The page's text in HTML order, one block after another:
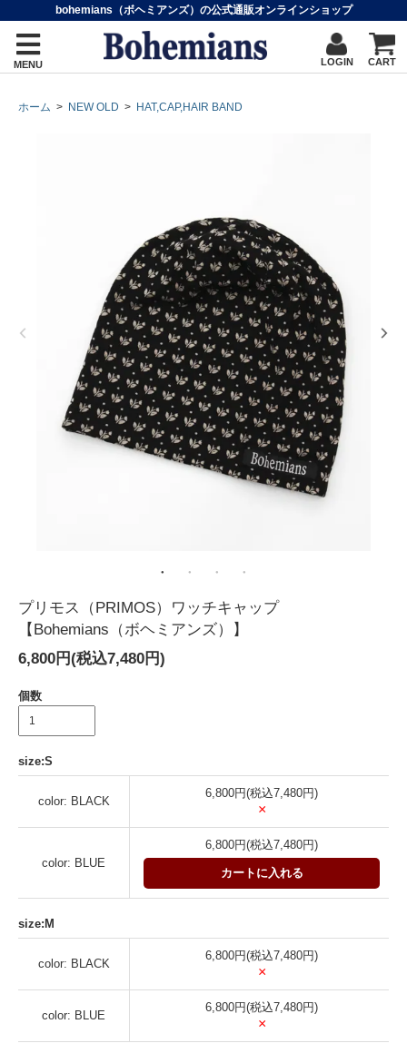
bohemians（ボヘミアンズ）の公式通販オンラインショップ
MENU LOGIN CART
ホーム > NEW OLD > HAT,CAP,HAIR BAND
プリモス（PRIMOS）ワッチキャップ
【Bohemians（ボヘミアンズ）】
6,800円(税込7,480円)
個数
size:S
color: BLACK
6,800円(税込7,480円)
×
color: BLUE
6,800円(税込7,480円)
カートに入れる
size:M
color: BLACK
6,800円(税込7,480円)
×
color: BLUE
6,800円(税込7,480円)
×